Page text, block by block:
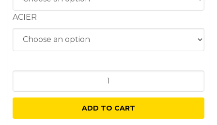
ACIER
Abrasion
blindé
ADD TO CART